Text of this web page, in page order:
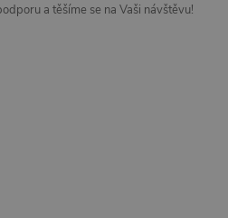
a těšíme se na Vaši návštěvu!